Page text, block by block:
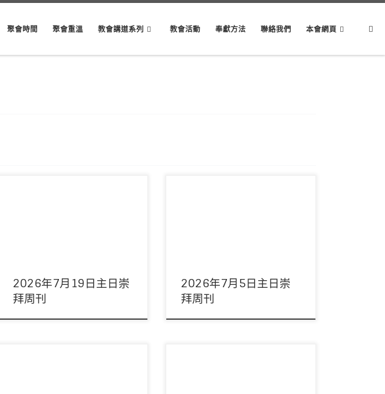
聚會時間 聚會重溫 教會講道系列 教會活動 奉獻方法 聯絡我們 本會網頁
2026年7月19日主日崇
拜周刊
2026年7月5日主日崇
拜周刊